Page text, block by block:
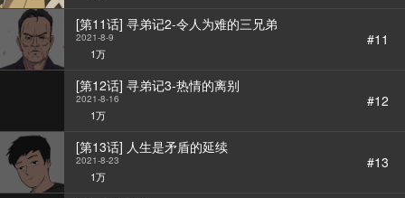
[第11话] 寻弟记2-令人为难的三兄弟
2021-8-9
1万
#11
[第12话] 寻弟记3-热情的离别
2021-8-16
1万
#12
[第13话] 人生是矛盾的延续
2021-8-23
1万
#13